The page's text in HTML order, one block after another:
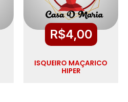
R$4,00
ISQUEIRO MAÇARICO
HIPER